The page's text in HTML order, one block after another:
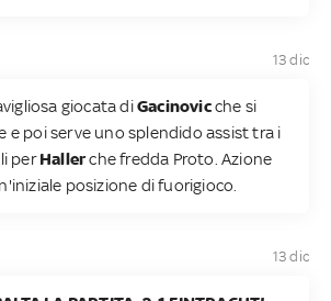
13 dic
giocata diGacinovicche si
e poi serve uno splendido assist tra i
perHallerche fredda Proto. Azione
posizione di fuorigioco.
13 dic